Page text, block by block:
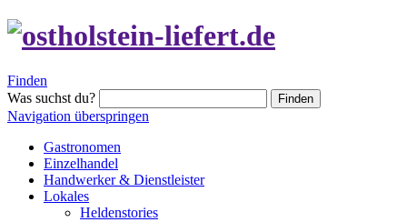
Finden
Was suchst du?
Finden
Navigation überspringen
Gastronomen
Einzelhandel
Handwerker & Dienstleister
Lokales
Heldenstories